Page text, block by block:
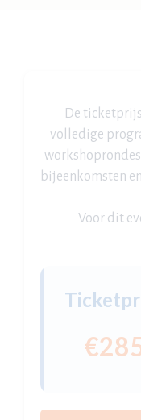
De
volledige
bijeenkomsten
Voor dit